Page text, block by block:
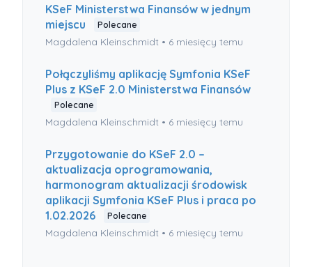
KSeF Ministerstwa Finansów w jednym
miejscu
Polecane
Magdalena Kleinschmidt • 6 miesięcy temu
Połączyliśmy aplikację Symfonia KSeF
Plus z KSeF 2.0 Ministerstwa Finansów
Polecane
Magdalena Kleinschmidt • 6 miesięcy temu
Przygotowanie do KSeF 2.0 –
aktualizacja oprogramowania,
harmonogram aktualizacji środowisk
aplikacji Symfonia KSeF Plus i praca po
1.02.2026
Polecane
Magdalena Kleinschmidt • 6 miesięcy temu